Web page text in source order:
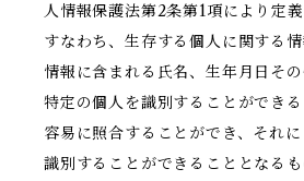
人情報保護法第2条第1項により定義
すなわち、生存する個人に関する
情報に含まれる氏名、生年月日そ
特定の個人を識別することができ
容易に照合することができ、それ
識別することができることとなる